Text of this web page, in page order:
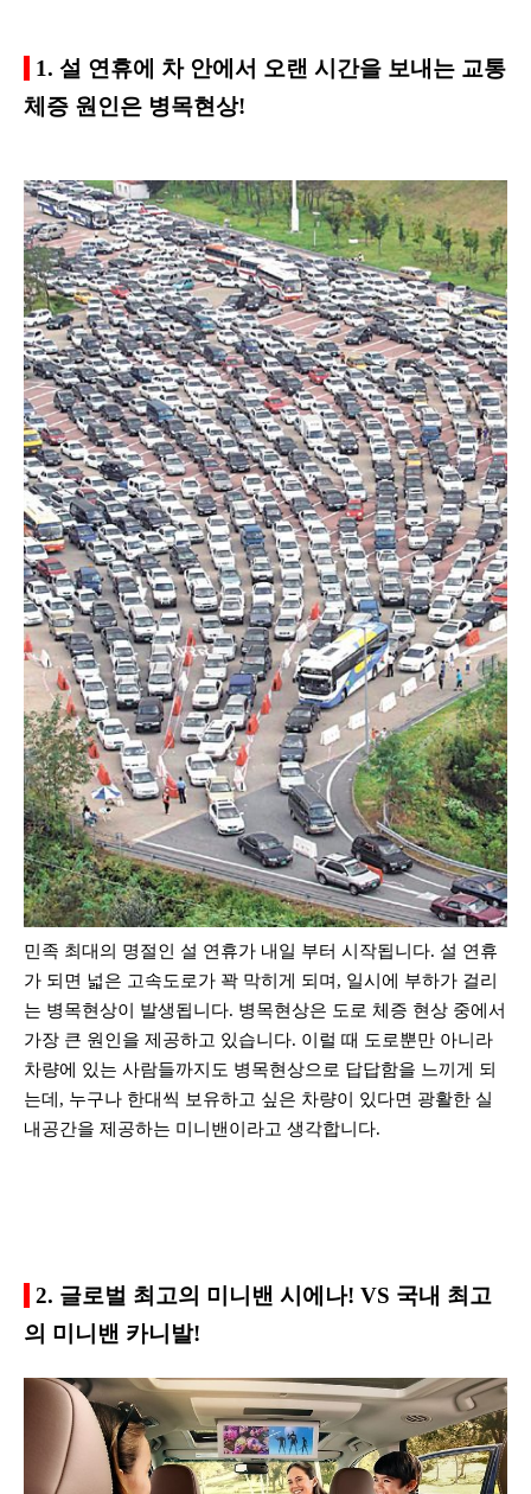
1. 설 연휴에 차 안에서 오랜 시간을 보내는 교통
체증 원인은 병목현상!
민족 최대의 명절인 설 연휴가 내일 부터 시작됩니다. 설 연휴
가 되면 넓은 고속도로가 꽉 막히게 되며, 일시에 부하가 걸리
는 병목현상이 발생됩니다. 병목현상은 도로 체증 현상 중에서
가장 큰 원인을 제공하고 있습니다. 이럴 때 도로뿐만 아니라
차량에 있는 사람들까지도 병목현상으로 답답함을 느끼게 되
는데, 누구나 한대씩 보유하고 싶은 차량이 있다면 광활한 실
내공간을 제공하는 미니밴이라고 생각합니다.
2. 글로벌 최고의 미니밴 시에나! VS 국내 최고
의 미니밴 카니발!